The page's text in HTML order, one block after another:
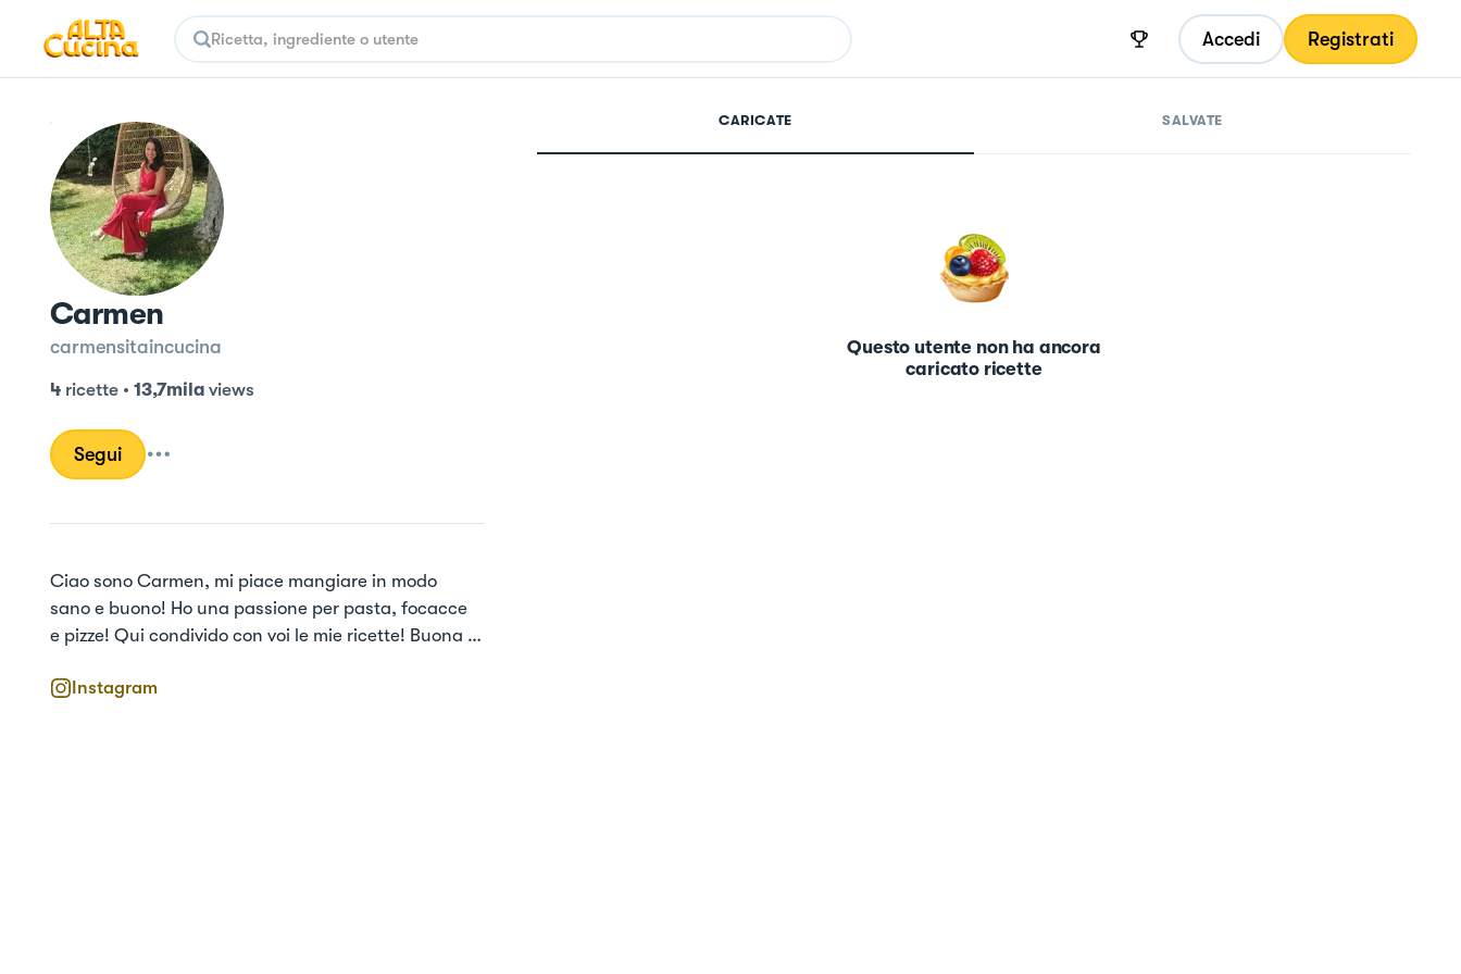
Accedi Registrati
Carmen
carmensitaincucina
4 ricette• 13,7mila views
Segui
Ciao sono Carmen, mi piace mangiare in modo
sano e buono! Ho una passione per pasta, focacce
e pizze! Qui condivido con voi le mie ricette! Buona
Instagram
CARICATE SALVATE
Questo utente non ha ancora
caricato ricette